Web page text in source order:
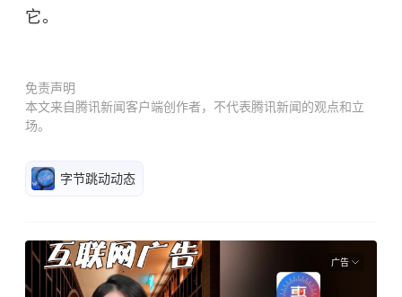
它。
免责声明
本文来自腾讯新闻客户端创作者，不代表腾讯新闻的观点和立
场。
字节跳动动态
广告